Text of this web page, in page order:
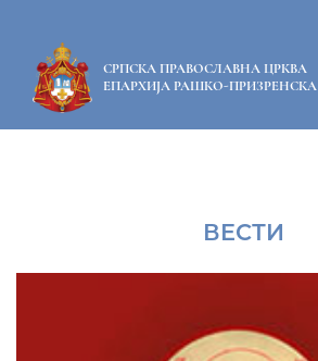
СРПСКА ПРАВОСЛАВНА ЦРКВА
ЕПАРХИЈА РАШКО-ПРИЗРЕНСКА
ВЕСТИ